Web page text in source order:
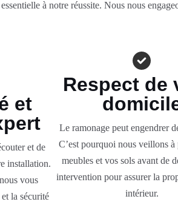
à notre réussite. Nous nous
et
et de
installation.
vous
la sécurité
Respect de
Le ramonage peut engendrer
C’est pourquoi nous veillons à
meubles et vos sols avant de
intervention pour assurer la
intérieur.